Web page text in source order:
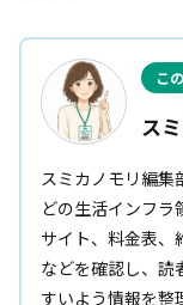
こ
ス
スミカノモリ編集
どの生活インフラ
サイト、料金表、
などを確認し、読
すいよう情報を整